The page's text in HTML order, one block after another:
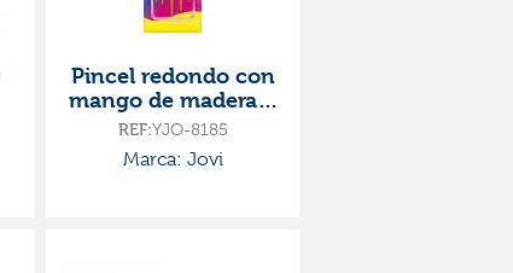
Pincel redondo con
mango de madera 5
unidades
REF:YJO-8185
Marca: Jovi